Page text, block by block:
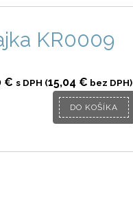
KR0009
€ s DPH (15,04 € bez DPH)
DO KOŠÍKA